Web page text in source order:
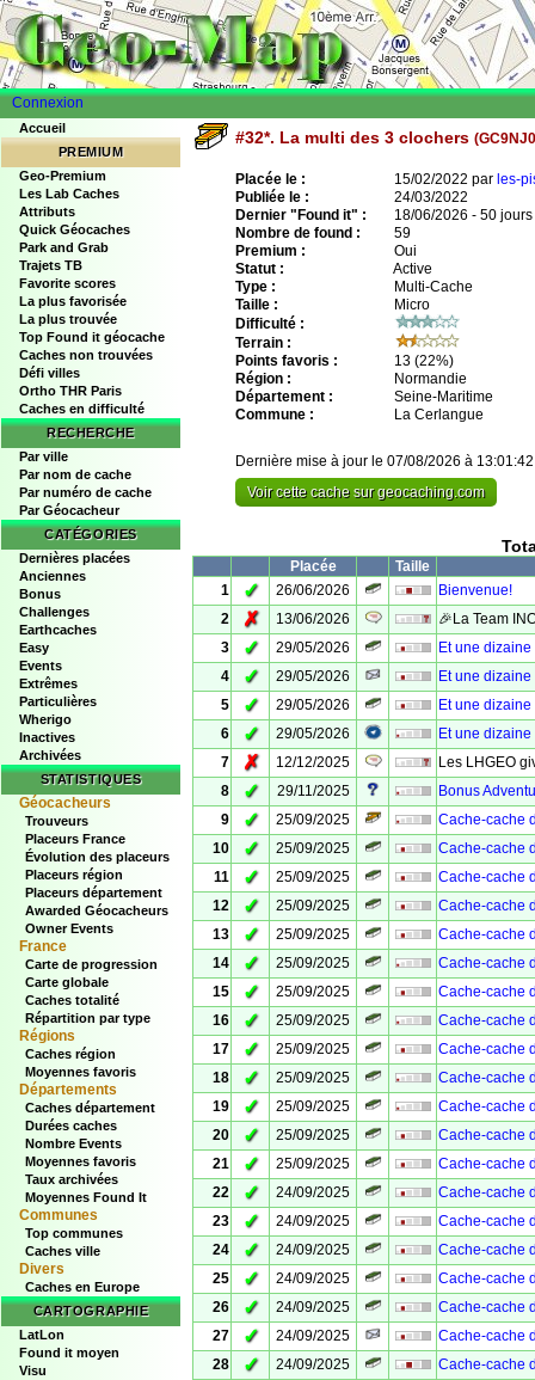
Connexion
Accueil
PREMIUM
Geo-Premium
Les Lab Caches
Attributs
Quick Géocaches
Park and Grab
Trajets TB
Favorite scores
La plus favorisée
La plus trouvée
Top Found it géocache
Caches non trouvées
Défi villes
Ortho THR Paris
Caches en difficulté
RECHERCHE
Par ville
Par nom de cache
Par numéro de cache
Par Géocacheur
CATÉGORIES
Dernières placées
Anciennes
Bonus
Challenges
Earthcaches
Easy
Events
Extrêmes
Particulières
Wherigo
Inactives
Archivées
STATISTIQUES
Géocacheurs
Trouveurs
Placeurs France
Évolution des placeurs
Placeurs région
Placeurs département
Awarded Géocacheurs
Owner Events
France
Carte de progression
Carte globale
Caches totalité
Répartition par type
Régions
Caches région
Moyennes favoris
Départements
Caches département
Durées caches
Nombre Events
Moyennes favoris
Taux archivées
Moyennes Found It
Communes
Top communes
Caches ville
Divers
Caches en Europe
CARTOGRAPHIE
LatLon
Found it moyen
Visu
#32*. La multi des 3 clochers
Placée le : 15/02/2022 par les-
Publiée le :
24/03/2022
Dernier "Found it" :
18/06/2026 - 50 jours
Nombre de found :
59
Premium :
Oui
Statut :
Active
Type :
Multi-Cache
Taille :
Micro
Difficulté :
Terrain :
Points favoris :
13 (22%)
Région :
Normandie
Département :
Seine-Maritime
Commune :
La Cerlangue
Dernière mise à jour le 07/08/2026 à 13:01:42
Voir cette cache sur geocaching.com
Placée
Taille
1
✓ 26/06/2026
Bienvenue!
2
✗ 13/06/2026
🎉La Team
3
✓ 29/05/2026
Et une
4
✓ 29/05/2026
Et une
5
✓ 29/05/2026
Et une
6
✓ 29/05/2026
Et une
7
✗ 12/12/2025
Les LHGEO
8
✓ 29/11/2025
Bonus
9
✓ 25/09/2025
Cache-cache
10
✓ 25/09/2025
Cache-cache
11
✓ 25/09/2025
Cache-cache
12
✓ 25/09/2025
Cache-cache
13
✓ 25/09/2025
Cache-cache
14
✓ 25/09/2025
Cache-cache
15
✓ 25/09/2025
Cache-cache
16
✓ 25/09/2025
Cache-cache
17
✓ 25/09/2025
Cache-cache
18
✓ 25/09/2025
Cache-cache
19
✓ 25/09/2025
Cache-cache
20
✓ 25/09/2025
Cache-cache
21
✓ 25/09/2025
Cache-cache
22
✓ 24/09/2025
Cache-cache
23
✓ 24/09/2025
Cache-cache
24
✓ 24/09/2025
Cache-cache
25
✓ 24/09/2025
Cache-cache
26
✓ 24/09/2025
Cache-cache
27
✓ 24/09/2025
Cache-cache
28
✓ 24/09/2025
Cache-cache